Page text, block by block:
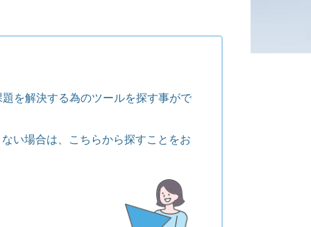
を解決する為のツールを探す事がで
い場合は、こちらから探すことをお